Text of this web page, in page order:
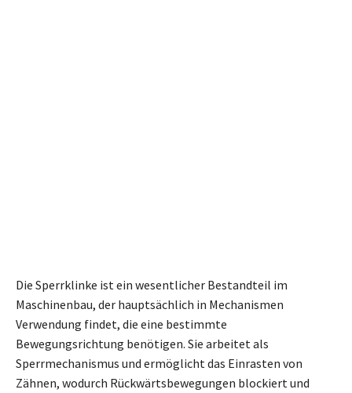
Die Sperrklinke ist ein wesentlicher Bestandteil im
Maschinenbau, der hauptsächlich in Mechanismen
Verwendung findet, die eine bestimmte
Bewegungsrichtung benötigen. Sie arbeitet als
Sperrmechanismus und ermöglicht das Einrasten von
Zähnen, wodurch Rückwärtsbewegungen blockiert und